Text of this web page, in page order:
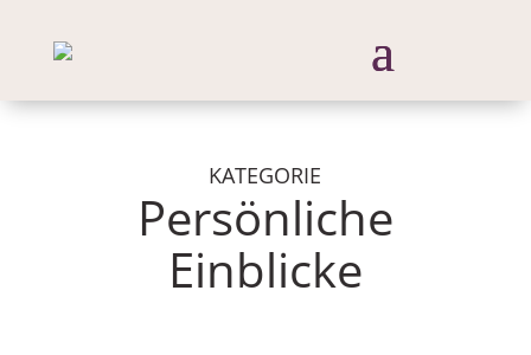
KATEGORIE
Persönliche
Einblicke